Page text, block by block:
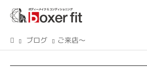
ブログ ご来店～